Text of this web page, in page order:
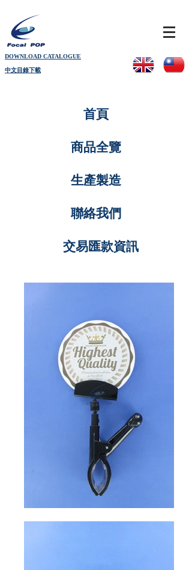
DOWNLOAD CATALOGUE
中文目錄下載
首頁
商品全覽
生產製造
聯絡我們
交易匯款資訊